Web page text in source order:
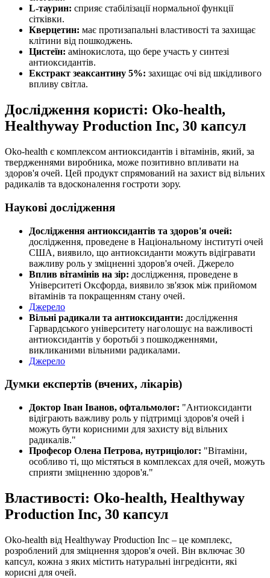
L-таурин: сприяє стабілізації нормальної функції
сітківки.
Кверцетин: має протизапальні властивості та захищає
клітини від пошкоджень.
Цистеїн: амінокислота, що бере участь у синтезі
антиоксидантів.
Екстракт зеаксантину 5%: захищає очі від шкідливого
впливу світла.
Дослідження користі: Oko-health,
Healthyway Production Inc, 30 капсул
Oko-health є комплексом антиоксидантів і вітамінів, який, за
твердженнями виробника, може позитивно впливати на
здоров'я очей. Цей продукт спрямований на захист від вільних
радикалів та вдосконалення гостроти зору.
Наукові дослідження
Дослідження антиоксидантів та здоров'я очей:
дослідження, проведене в Національному інституті очей
США, виявило, що антиоксиданти можуть відігравати
важливу роль у зміцненні здоров'я очей. Джерело
Вплив вітамінів на зір: дослідження, проведене в
Університеті Оксфорда, виявило зв'язок між прийомом
вітамінів та покращенням стану очей.
Джерело
Вільні радикали та антиоксиданти: дослідження
Гарвардського університету наголошує на важливості
антиоксидантів у боротьбі з пошкодженнями,
викликаними вільними радикалами.
Джерело
Думки експертів (вчених, лікарів)
Доктор Іван Іванов, офтальмолог: "Антиоксиданти
відіграють важливу роль у підтримці здоров'я очей і
можуть бути корисними для захисту від вільних
радикалів."
Професор Олена Петрова, нутриціолог: "Вітаміни,
особливо ті, що містяться в комплексах для очей, можуть
сприяти зміцненню здоров'я."
Властивості: Oko-health, Healthyway
Production Inc, 30 капсул
Oko-health від Healthyway Production Inc – це комплекс,
розроблений для зміцнення здоров'я очей. Він включає 30
капсул, кожна з яких містить натуральні інгредієнти, які
корисні для очей.